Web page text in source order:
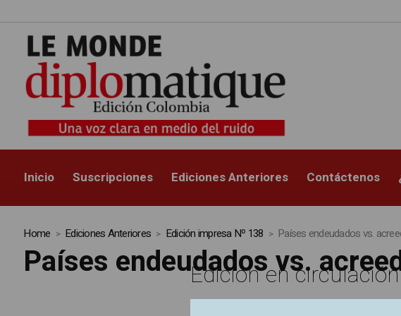
Inicio Suscripciones Ediciones Anteriores Contáctenos
Home Ediciones Anteriores Edición impresa Nº 138 Países endeudados vs.
Países endeudados vs.
Edición en circulación